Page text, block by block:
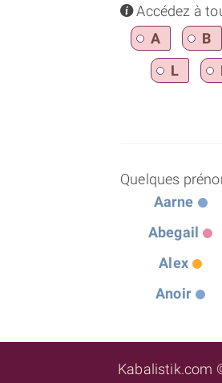
infoAccédez à
A
B
L
Quelques
Aarne
Abegail
Alex
Anoir
Kabalistik.com